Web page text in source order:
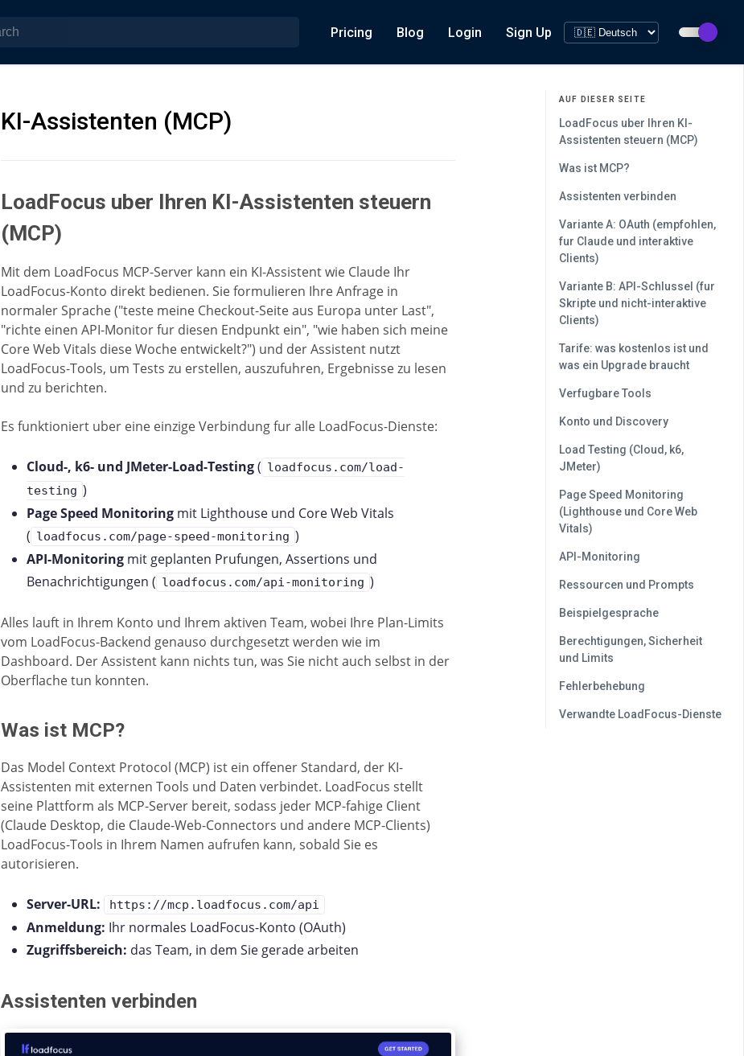
Pricing Blog Login Sign Up
KI-Assistenten (MCP)
LoadFocus uber Ihren KI-Assistenten steuern
(MCP)
Mit dem LoadFocus MCP-Server kann ein KI-Assistent wie Claude Ihr
LoadFocus-Konto direkt bedienen. Sie formulieren Ihre Anfrage in
normaler Sprache ("teste meine Checkout-Seite aus Europa unter Last",
"richte einen API-Monitor fur diesen Endpunkt ein", "wie haben sich meine
Core Web Vitals diese Woche entwickelt?") und der Assistent nutzt
LoadFocus-Tools, um Tests zu erstellen, auszufuhren, Ergebnisse zu lesen
und zu berichten.
Es funktioniert uber eine einzige Verbindung fur alle LoadFocus-Dienste:
Cloud-, k6- und JMeter-Load-Testing( loadfocus.com/load-
testing )
Page Speed Monitoring mit Lighthouse und Core Web Vitals
( loadfocus.com/page-speed-monitoring )
API-Monitoring mit geplanten Prufungen, Assertions und
Benachrichtigungen ( loadfocus.com/api-monitoring )
Alles lauft in Ihrem Konto und Ihrem aktiven Team, wobei Ihre Plan-Limits
vom LoadFocus-Backend genauso durchgesetzt werden wie im
Dashboard. Der Assistent kann nichts tun, was Sie nicht auch selbst in der
Oberflache tun konnten.
Was ist MCP?
Das Model Context Protocol (MCP) ist ein offener Standard, der KI-
Assistenten mit externen Tools und Daten verbindet. LoadFocus stellt
seine Plattform als MCP-Server bereit, sodass jeder MCP-fahige Client
(Claude Desktop, die Claude-Web-Connectors und andere MCP-Clients)
LoadFocus-Tools in Ihrem Namen aufrufen kann, sobald Sie es
autorisieren.
Server-URL: https://mcp.loadfocus.com/api
Anmeldung: Ihr normales LoadFocus-Konto (OAuth)
Zugriffsbereich: das Team, in dem Sie gerade arbeiten
Assistenten verbinden
AUF DIESER SEITE
LoadFocus uber Ihren KI-
Assistenten steuern (MCP)
Was ist MCP?
Assistenten verbinden
Variante A: OAuth (empfohlen,
fur Claude und interaktive
Clients)
Variante B: API-Schlussel (fur
Skripte und nicht-interaktive
Clients)
Tarife: was kostenlos ist und
was ein Upgrade braucht
Verfugbare Tools
Konto und Discovery
Load Testing (Cloud, k6,
JMeter)
Page Speed Monitoring
(Lighthouse und Core Web
Vitals)
API-Monitoring
Ressourcen und Prompts
Beispielgesprache
Berechtigungen, Sicherheit
und Limits
Fehlerbehebung
Verwandte LoadFocus-Dienste